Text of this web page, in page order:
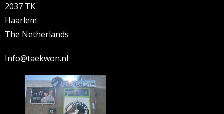
2037 TK
Haarlem
The Netherlands
Info@taekwon.nl